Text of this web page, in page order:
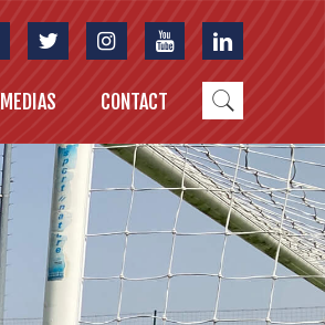
MEDIAS CONTACT